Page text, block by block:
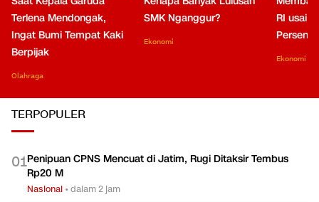
Terlena Mendongak,
Ingat Bumi Tempat Kaki
Berpijak
Olahraga
SMK Nganggur?
Ekonomi
RI usai
Persen
Ekonomi
TERPOPULER
01Penipuan CPNS Mencuat di Jatim, Rugi Ditaksir Tembus
Rp20 M
Nasional •dalam 2 jam